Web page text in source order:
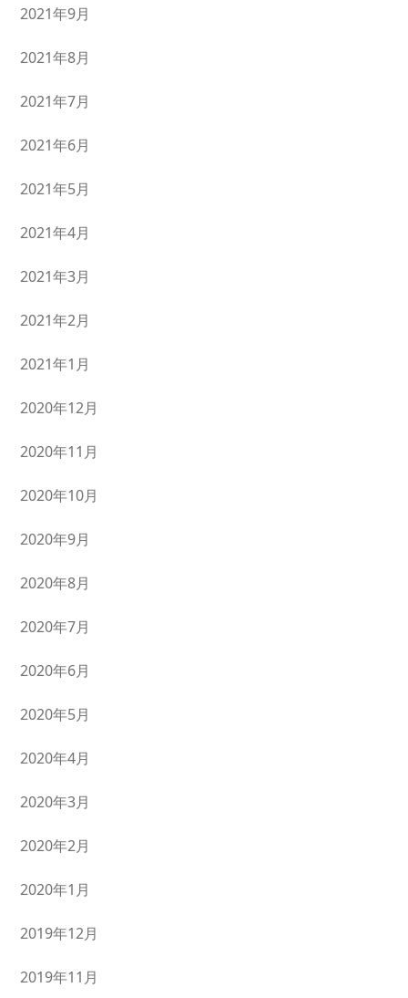
2021年9月
2021年8月
2021年7月
2021年6月
2021年5月
2021年4月
2021年3月
2021年2月
2021年1月
2020年12月
2020年11月
2020年10月
2020年9月
2020年8月
2020年7月
2020年6月
2020年5月
2020年4月
2020年3月
2020年2月
2020年1月
2019年12月
2019年11月